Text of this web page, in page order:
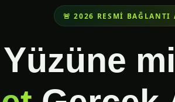
🚨 2026 RESMI BAĞLANTI
Yüzüne